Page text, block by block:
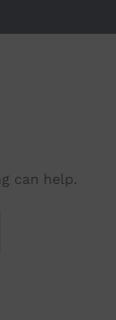
can help.